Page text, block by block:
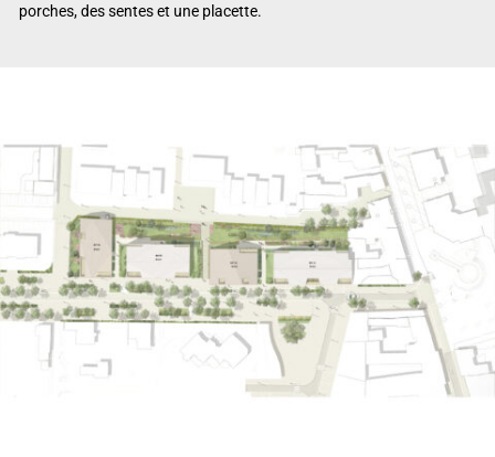
porches, des sentes et une placette.